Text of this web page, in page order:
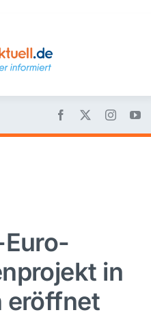
in
eröffnet